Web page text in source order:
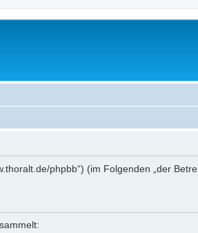
phpbb“) (im Folgenden „der